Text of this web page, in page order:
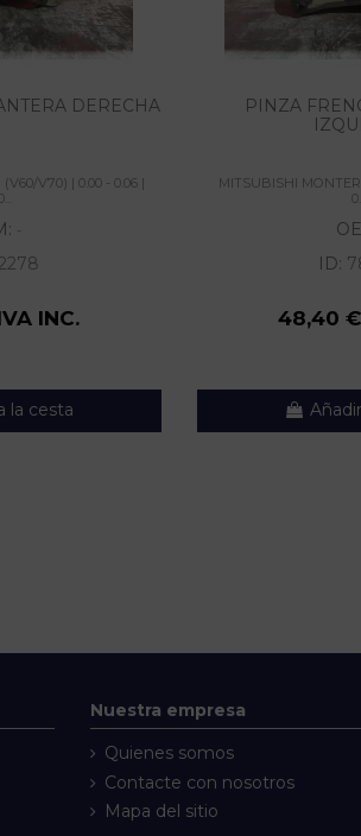
DERECHA
V70) | 0.00 - 0.06 |
-
INC.
la cesta
PINZA
MITSUBISHI
ID:
48,40 €
Nuestra empresa
Quienes somos
Contacte con nosotros
Mapa del sitio